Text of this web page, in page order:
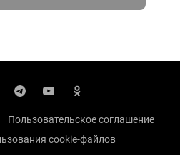
Пользовательское соглашение
cookie-файлов